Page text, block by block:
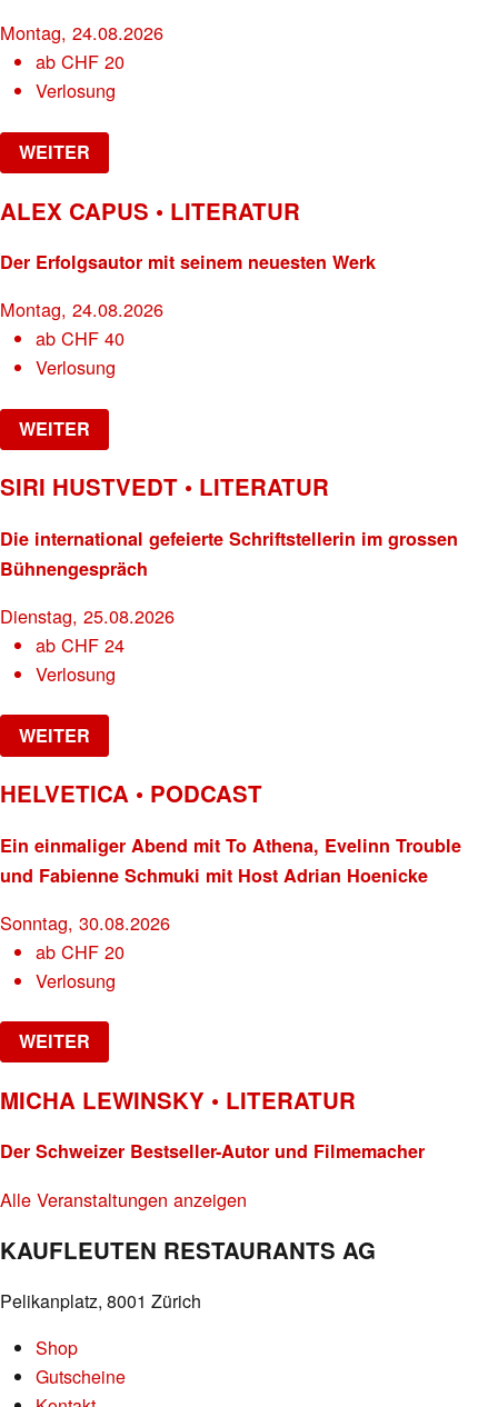
Montag, 24.08.2026
abCHF 20
Verlosung
WEITER
ALEX CAPUS • LITERATUR
Der Erfolgsautor mit seinem neuesten Werk
Montag, 24.08.2026
abCHF 40
Verlosung
WEITER
SIRI HUSTVEDT • LITERATUR
Die international gefeierte Schriftstellerin im grossen
Bühnengespräch
Dienstag, 25.08.2026
abCHF 24
Verlosung
WEITER
HELVETICA • PODCAST
Ein einmaliger Abend mit To Athena, Evelinn Trouble
und Fabienne Schmuki mit Host Adrian Hoenicke
Sonntag, 30.08.2026
abCHF 20
Verlosung
WEITER
MICHA LEWINSKY • LITERATUR
Der Schweizer Bestseller-Autor und Filmemacher
Alle Veranstaltungen anzeigen
KAUFLEUTEN RESTAURANTS AG
Pelikanplatz, 8001 Zürich
Shop
Gutscheine